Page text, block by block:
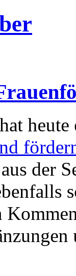
heute
der